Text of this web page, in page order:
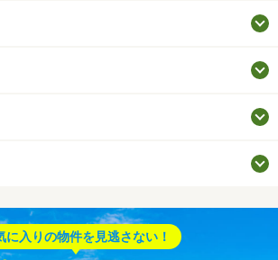
に入りの物件を見逃さない！